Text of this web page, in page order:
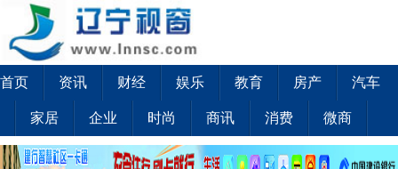
首页 资讯 财经 娱乐 教育 房产 汽车
家居 企业 时尚 商讯 消费 微商